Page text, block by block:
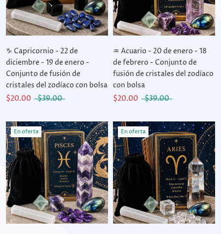
♑ Capricornio - 22 de
diciembre - 19 de enero -
Conjunto de fusión de
cristales del zodíaco con bolsa
$20.00
$39.00
♒ Acuario - 20 de enero - 18
de febrero - Conjunto de
fusión de cristales del zodíaco
con bolsa
$20.00
$39.00
En oferta En oferta